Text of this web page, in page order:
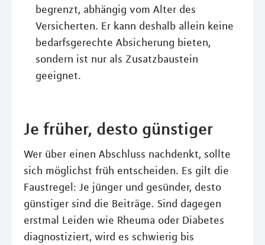
begrenzt, abhängig vom Alter des
Versicherten. Er kann deshalb allein keine
bedarfsgerechte Absicherung bieten,
sondern ist nur als Zusatzbaustein
geeignet.
Je früher, desto günstiger
Wer über einen Abschluss nachdenkt, sollte
sich möglichst früh entscheiden. Es gilt die
Faustregel: Je jünger und gesünder, desto
günstiger sind die Beiträge. Sind dagegen
erstmal Leiden wie Rheuma oder Diabetes
diagnostiziert, wird es schwierig bis